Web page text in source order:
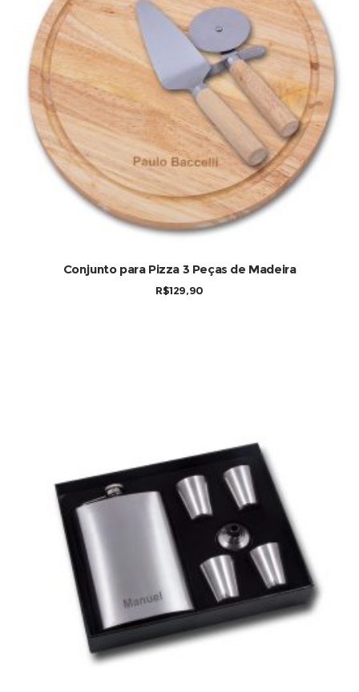
Conjunto para Pizza 3 Peças de Madeira
R$129,90